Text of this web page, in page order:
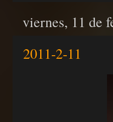
viernes, 11 de
2011-2-11